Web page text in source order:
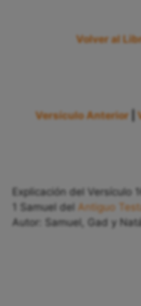
Volver al
Versículo Anterior
Explicación del Versículo
1 Samuel del Antiguo
Autor: Samuel, Gad y